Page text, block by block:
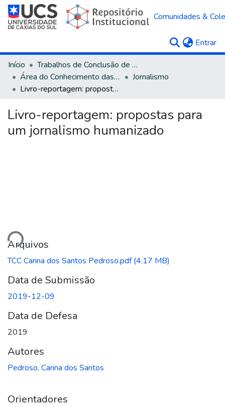
Comunidades &
Entrar
Início
Trabalhos de Conclusão de Curso
Área do Conhecimento das Ciências Sociais Aplicadas
Jornalismo
Livro-reportagem: propostas para um jornalismo humanizado
Livro-reportagem: propostas para
um jornalismo humanizado
Arquivos
TCC Carina dos Santos Pedroso.pdf(4.17 MB)
Data de Submissão
2019-12-09
Data de Defesa
2019
Autores
Pedroso, Carina dos Santos
Orientadores